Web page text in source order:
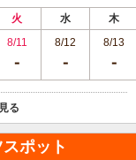
火 水
木
8/11 8/12 8/13
る
ポット